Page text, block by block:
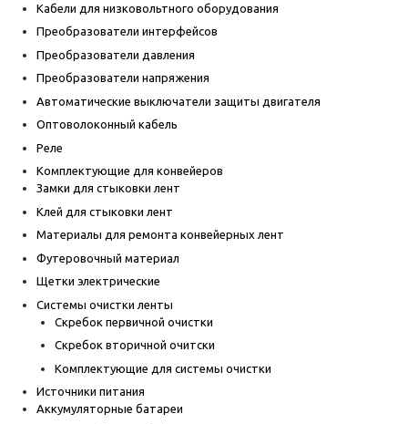
Кабели для низковольтного оборудования
Преобразователи интерфейсов
Преобразователи давления
Преобразователи напряжения
Автоматические выключатели защиты двигателя
Оптоволоконный кабель
Реле
Комплектующие для конвейеров
Замки для стыковки лент
Клей для стыковки лент
Материалы для ремонта конвейерных лент
Футеровочный материал
Щетки электрические
Системы очистки ленты
Скребок первичной очистки
Скребок вторичной очитски
Комплектующие для системы очистки
Источники питания
Аккумуляторные батареи